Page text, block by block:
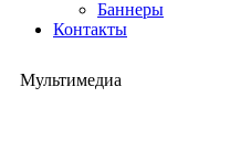
Баннеры
Контакты
Мультимедиа